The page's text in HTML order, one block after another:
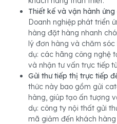
Thiết kế và vận hành
Doanh nghiệp phát triển
hàng đặt hàng nhanh
lý đơn hàng và chăm
dụ: các hãng công nghệ
và nhận tư vấn trực tiếp
Gửi thư tiếp thị trực tiếp
thức này bao gồm gửi
hàng, giúp tạo ấn tượng
dụ: công ty nội thất gửi
mã giảm đến khách